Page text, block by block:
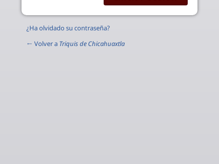
¿Ha olvidado su contraseña?
← Volver a Triquis de Chicahuaxtla